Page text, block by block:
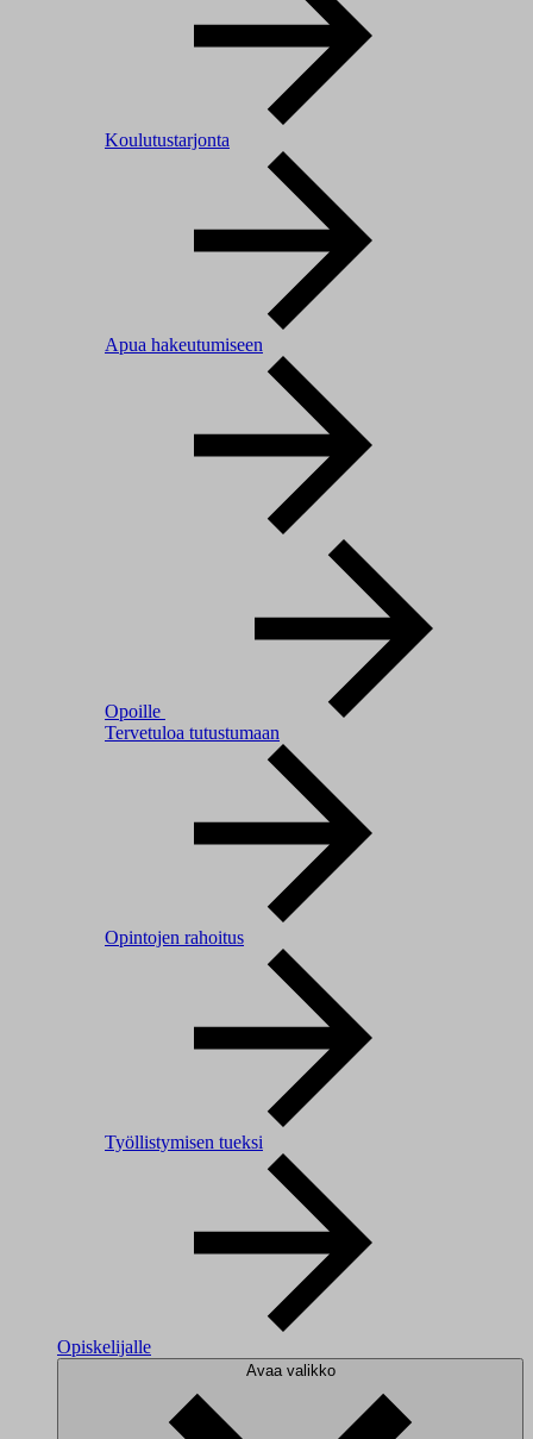
Koulutustarjonta
Apua hakeutumiseen
Opoille
Tervetuloa tutustumaan
Opintojen rahoitus
Työllistymisen tueksi
Opiskelijalle
Avaa valikko